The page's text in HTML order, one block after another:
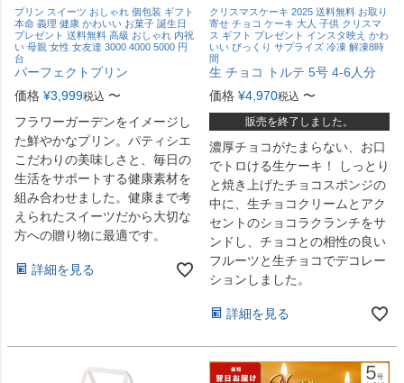
プリン スイーツ おしゃれ 個包装 ギフト
本命 義理 健康 かわいい お菓子 誕生日
プレゼント 送料無料 高級 おしゃれ 内祝
い 母親 女性 女友達 3000 4000 5000 円
台
パーフェクトプリン
価格 ¥3,999税込 〜
フラワーガーデンをイメージし
た鮮やかなプリン。パティシエ
こだわりの美味しさと、毎日の
生活をサポートする健康素材を
組み合わせました。健康まで考
えられたスイーツだから大切な
方への贈り物に最適です。
詳細を見る
クリスマスケーキ 2025 送料無料 お取り
寄せ チョコ ケーキ 大人 子供 クリスマ
ス ギフト プレゼント インスタ映え かわ
いい びっくり サプライズ 冷凍 解凍8時
間
生 チョコ トルテ 5号 4-6人分
価格 ¥4,970税込 〜
販売を終了しました。
濃厚チョコがたまらない、お口
でトロける生ケーキ！ しっとり
と焼き上げたチョコスポンジの
中に、生チョコクリームとアク
セントのショコラクランチをサ
ンドし、チョコとの相性の良い
フルーツと生チョコでデコレー
ションしました。
詳細を見る